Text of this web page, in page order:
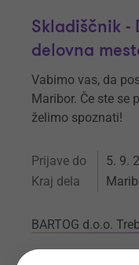
Skladiščnik -
delovna
Vabimo vas, da
Maribor. Če ste se
želimo spoznati!
Prijave do 5. 9.
Kraj dela
BARTOG d.o.o.